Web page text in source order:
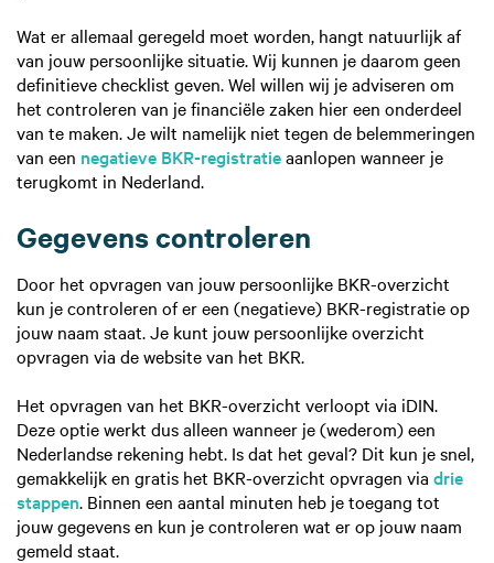
Wat er allemaal geregeld moet worden, hangt natuurlijk af
van jouw persoonlijke situatie. Wij kunnen je daarom geen
definitieve checklist geven. Wel willen wij je adviseren om
het controleren van je financiële zaken hier een onderdeel
van te maken. Je wilt namelijk niet tegen de belemmeringen
van een negatieve BKR-registratieaanlopen wanneer je
terugkomt in Nederland.
Gegevens controleren
Door het opvragen van jouw persoonlijke BKR-overzicht
kun je controleren of er een (negatieve) BKR-registratie op
jouw naam staat. Je kunt jouw persoonlijke overzicht
opvragen via de website van het BKR.
Het opvragen van het BKR-overzicht verloopt via iDIN.
Deze optie werkt dus alleen wanneer je (wederom) een
Nederlandse rekening hebt. Is dat het geval? Dit kun je snel,
gemakkelijk en gratis het BKR-overzicht opvragen via drie
stappen. Binnen een aantal minuten heb je toegang tot
jouw gegevens en kun je controleren wat er op jouw naam
gemeld staat.